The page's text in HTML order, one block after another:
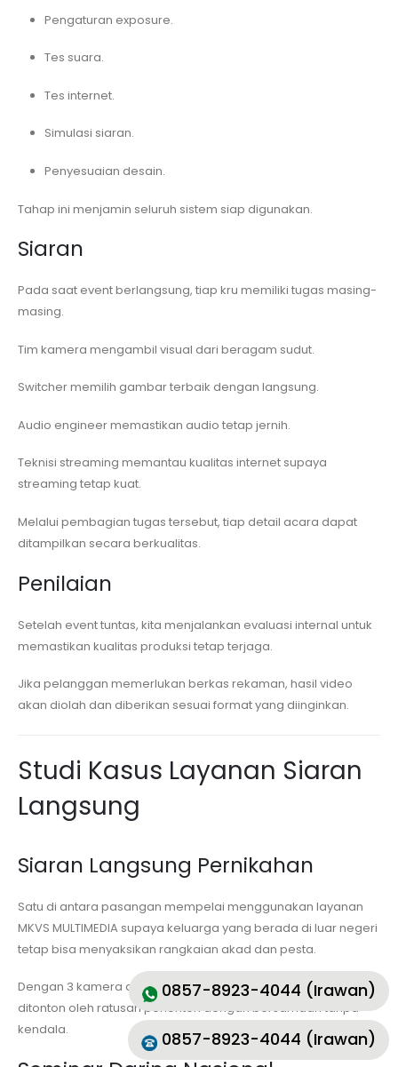
Pengaturan exposure.
Tes suara.
Tes internet.
Simulasi siaran.
Penyesuaian desain.
Tahap ini menjamin seluruh sistem siap digunakan.
Siaran
Pada saat event berlangsung, tiap kru memiliki tugas masing-
masing.
Tim kamera mengambil visual dari beragam sudut.
Switcher memilih gambar terbaik dengan langsung.
Audio engineer memastikan audio tetap jernih.
Teknisi streaming memantau kualitas internet supaya
streaming tetap kuat.
Melalui pembagian tugas tersebut, tiap detail acara dapat
ditampilkan secara berkualitas.
Penilaian
Setelah event tuntas, kita menjalankan evaluasi internal untuk
memastikan kualitas produksi tetap terjaga.
Jika pelanggan memerlukan berkas rekaman, hasil video
akan diolah dan diberikan sesuai format yang diinginkan.
Studi Kasus Layanan Siaran
Langsung
Siaran Langsung Pernikahan
Satu di antara pasangan mempelai menggunakan layanan
MKVS MULTIMEDIA supaya keluarga yang berada di luar negeri
tetap bisa menyaksikan rangkaian akad dan pesta.
Dengan 3 kamera dan grafis profesional, event berhasil
ditonton oleh ratusan penonton dengan bersamaan tanpa
kendala.
0857-8923-4044 (Irawan)
0857-8923-4044 (Irawan)